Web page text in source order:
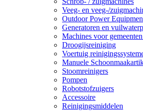
Veeg- en veeg-/
Outdoor Power
Generatoren en
Machines voor
Droogijsreiniging
Voertuig
Manuele
Stoomreinigers
Pompen
Robotstofzuigers
Accessoire
Reinigingsmiddelen